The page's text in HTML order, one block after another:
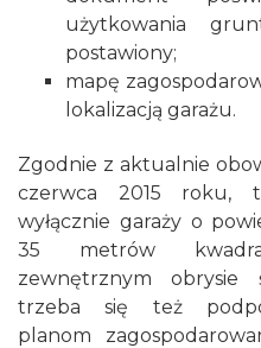
użytkowania
postawiony;
mapę
lokalizacją garażu.
Zgodnie z aktualnie
czerwca 2015 roku,
wyłącznie garaży o
35 metrów
zewnętrznym obrysie
trzeba się też
planom